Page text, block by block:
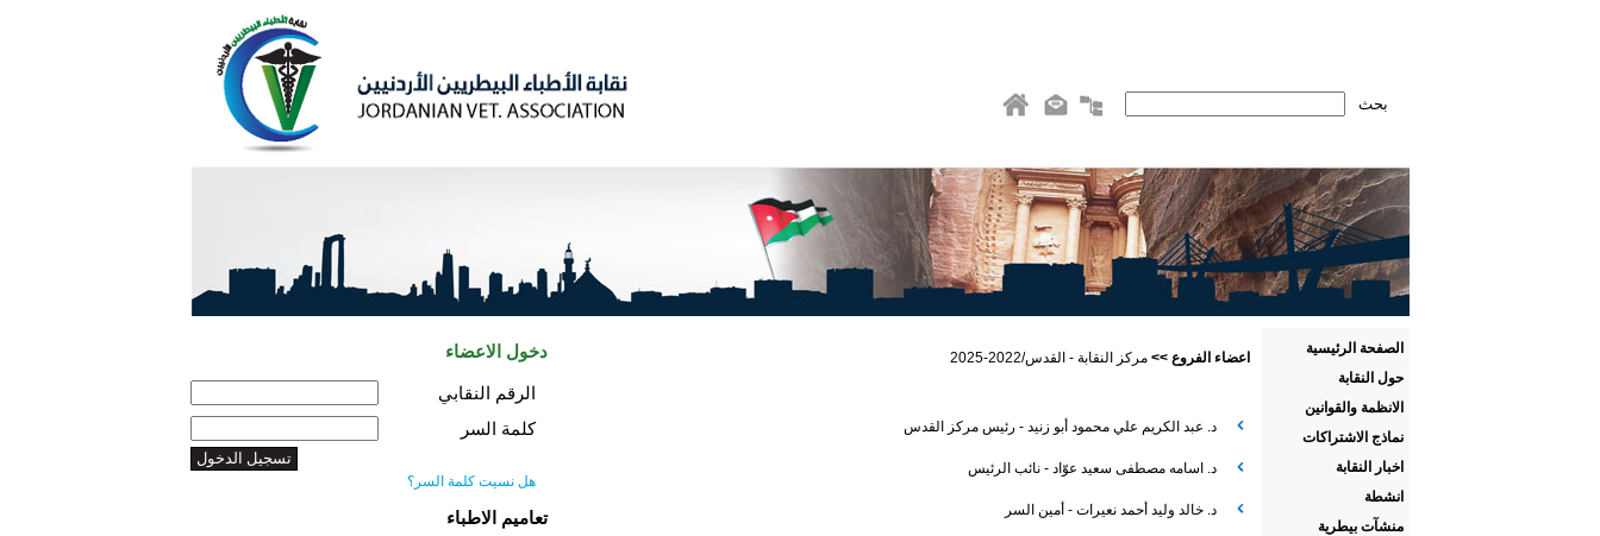
الصفحة الرئيسية
حول النقابة
الانظمة والقوانين
نماذج الاشتراكات
اخبار النقابة
انشطة
منشآت بيطرية
اعضاء الفروع >> مركز النقابة - القدس/2022-2025
د. عبد الكريم علي محمود أبو زنيد - رئيس مركز القدس
د. اسامه مصطفى سعيد عوّاد - نائب الرئيس
د. خالد وليد أحمد نعيرات - أمين السر
دخول الاعضاء
الرقم النقابي
كلمة السر
هل نسيت كلمة السر؟
تعاميم الاطباء